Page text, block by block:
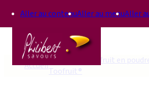
Aller au contenuAller au menuAller
AccueilConcentrés de fruit en
Toofruit®